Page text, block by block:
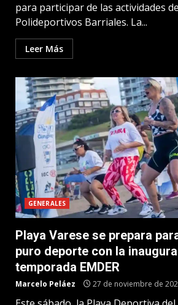
para participar de las actividades
Polideportivos Barriales. La...
Leer Más
GENERALES
Playa Varese se prepara
puro deporte con la
temporada EMDER
Marcelo Peláez 27 de noviembre de